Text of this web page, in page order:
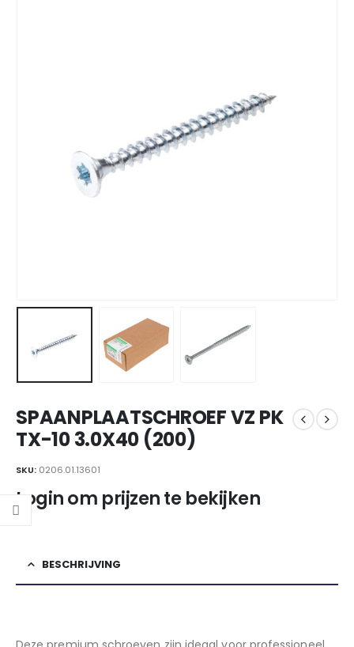
SPAANPLAATSCHROEF VZ PK
TX-10 3.0X40 (200)
SKU: 0206.01.13601
Login om prijzen te bekijken
BESCHRIJVING